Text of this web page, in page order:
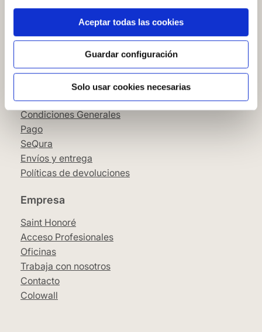
Aceptar todas las cookies
Guardar configuración
Solo usar cookies necesarias
Cómo colocar papel pintado
Simbología del papel pintado
Cookies
Política de privacidad
Guía de compra
Aviso Legal
Condiciones Generales
Pago
SeQura
Envíos y entrega
Políticas de devoluciones
Empresa
Saint Honoré
Acceso Profesionales
Oficinas
Trabaja con nosotros
Contacto
Colowall